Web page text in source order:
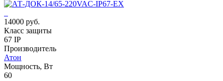
14000 руб.
Класс защиты
67 IP
Производитель
Атон
Мощность, Вт
60